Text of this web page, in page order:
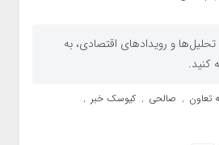
و رویدادهای اقتصادی، به
کنید.
تعاون , صالحی , کیوسک خبر ,